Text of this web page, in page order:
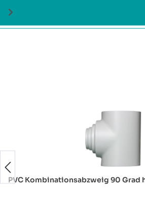
PVC Kombinationsabzweig 90 Grad